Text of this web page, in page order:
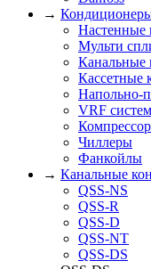
→
Настенные
Мульти
Канальные
Кассетные
Напольно-
VRF
Чиллеры
Фанкойлы
→ Канальные
QSS-NS
QSS-R
QSS-D
QSS-NT
QSS-DS